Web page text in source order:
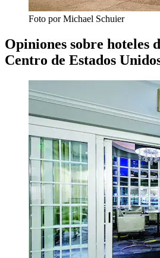
Foto por Michael Schuier
Opiniones sobre hoteles
Centro de Estados